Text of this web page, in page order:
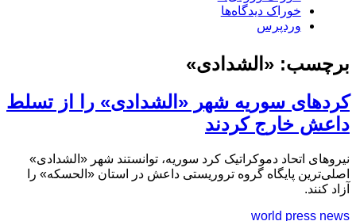
خوراک دیدگاه‌ها
وردپرس
برچسب: «الشدادی»
کردهای سوریه شهر «الشدادی» را از تسلط
داعش خارج کردند
نیروهای اتحاد دموکراتیک کرد سوریه، توانستند شهر «الشدادی»
اصلی‌ترین پایگاه گروه‌ تروریستی داعش در استان «الحسکه» را
آزاد کنند.
world press news